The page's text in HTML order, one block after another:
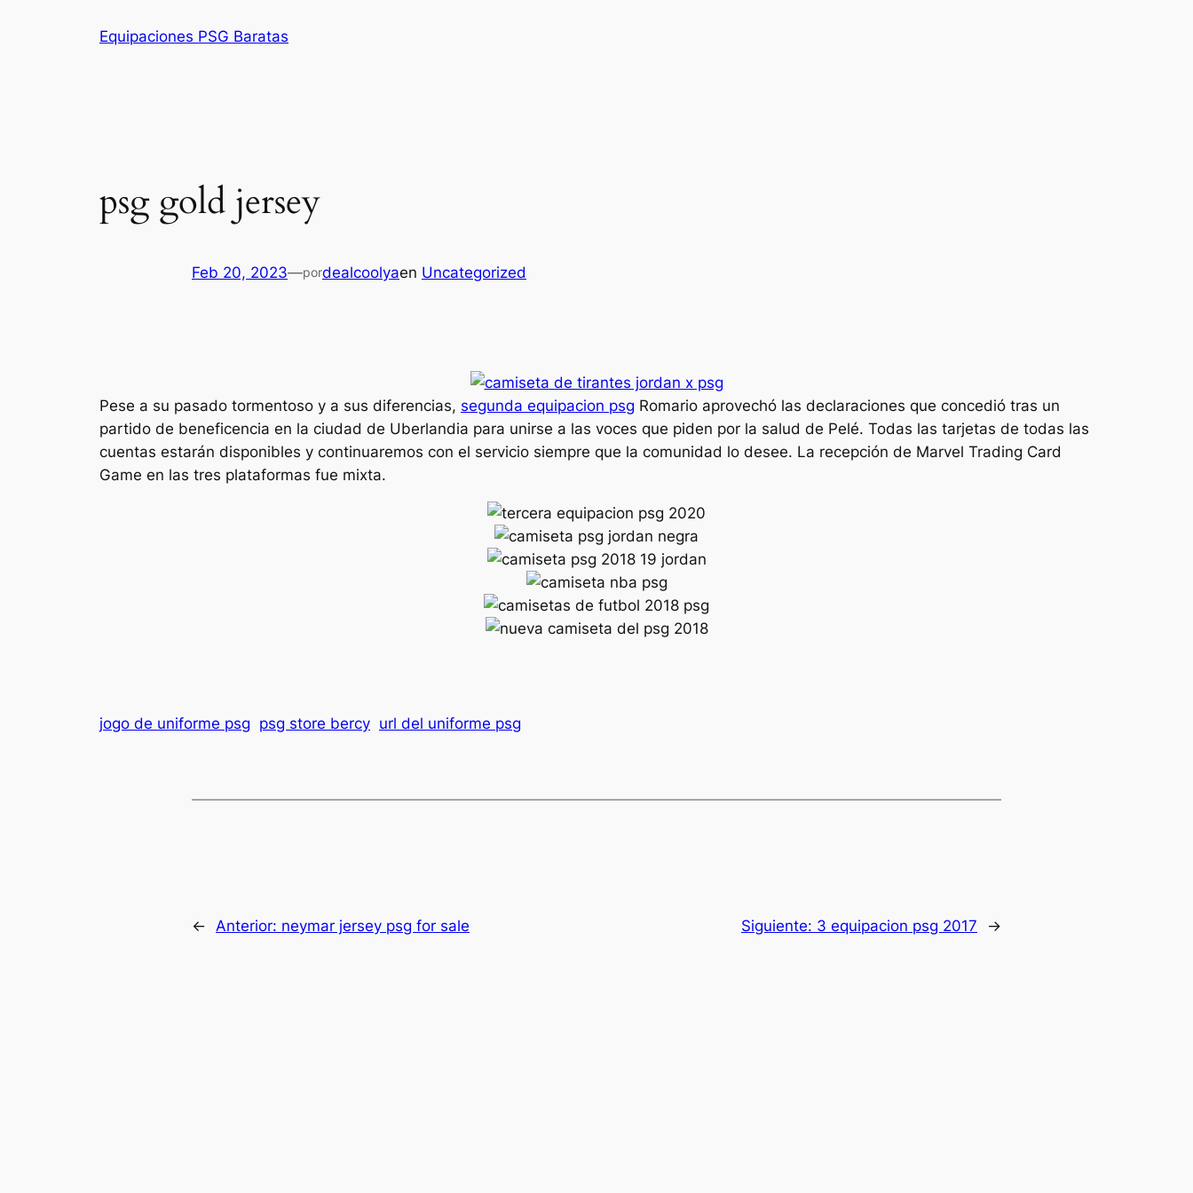
Equipaciones PSG Baratas
psg gold jersey
Feb 20, 2023—pordealcoolyaen Uncategorized
Pese a su pasado tormentoso y a sus diferencias, segunda equipacion psg Romario aprovechó las declaraciones que concedió tras un
partido de beneficencia en la ciudad de Uberlandia para unirse a las voces que piden por la salud de Pelé. Todas las tarjetas de todas las
cuentas estarán disponibles y continuaremos con el servicio siempre que la comunidad lo desee. La recepción de Marvel Trading Card
Game en las tres plataformas fue mixta.
jogo de uniforme psg psg store bercy url del uniforme psg
← Anterior: neymar jersey psg for sale Siguiente: 3 equipacion psg 2017 →